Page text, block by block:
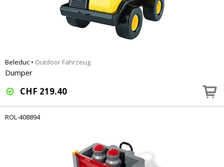
Beleduc • Outdoor Fahrzeug
Dumper
CHF 219.40
ROL-408894